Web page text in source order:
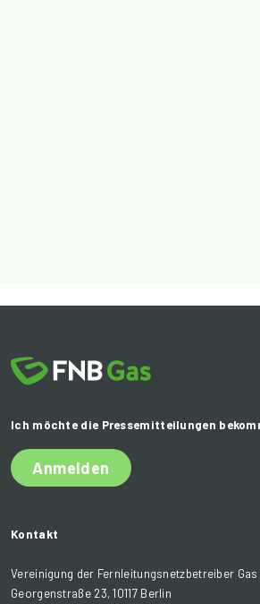
Ich möchte die Pressemitteilungen
Anmelden
Kontakt
Vereinigung der Fernleitungsnetzbetreiber Gas
Georgenstraße 23, 10117 Berlin